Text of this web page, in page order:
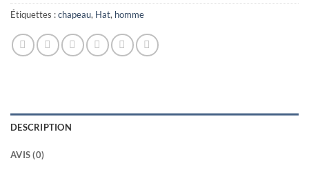
Étiquettes :chapeau, Hat, homme
DESCRIPTION
AVIS (0)